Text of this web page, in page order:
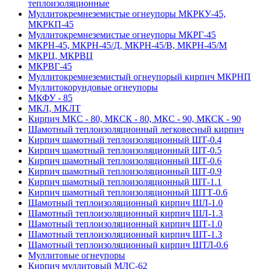
теплоизоляционные
Муллитокремнеземистые огнеупоры МКРКУ-45,
МКРКП-45
Муллитокремнеземистые огнеупоры МКРГ-45
МКРН-45, МКРН-45/Д, МКРН-45/В, МКРН-45/М
МКРЦ, МКРВЦ
МКРВГ-45
Муллитокремнеземистый огнеупорый кирпич МКРНП
Муллито­корундовые огнеупоры
МКФУ - 85
МКЛ, МКЛТ
Кирпич МКС - 80, МКСК - 80, МКС - 90, МКСК - 90
Шамотный тепло­изоляционный легковесный кирпич
Кирпич шамотный теплоизоляционный ШТ-0.4
Кирпич шамотный теплоизоляционный ШТ-0.5
Кирпич шамотный теплоизоляционный ШТ-0.6
Кирпич шамотный теплоизоляционный ШТ-0.9
Кирпич шамотный теплоизоляционный ШТ-1.1
Кирпич шамотный теплоизоляционный ШТТ-0.6
Шамотный теплоизоляционный кирпич ШЛ-1.0
Шамотный теплоизоляционный кирпич ШЛ-1.3
Шамотный теплоизоляционный кирпич ШТ-1.0
Шамотный теплоизоляционный кирпич ШТ-1.3
Шамотный теплоизоляционный кирпич ШТЛ-0.6
Муллитовые огнеупоры
Кирпич муллитовый МЛС-62